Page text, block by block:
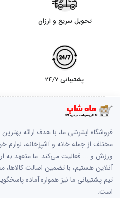
تحویل سریع و ارزان
پشتیبانی 24/7
فروشگاه اینترنتی ما، با هدف ارائه
مختلف از جمله خانه و آشپزخانه، لوازم
ورزش و ... فعالیت می‌کند. ما متعهد به
آنلاین هستیم، با تضمین اصالت
تیم پشتیبانی ما نیز همواره آماده
است.